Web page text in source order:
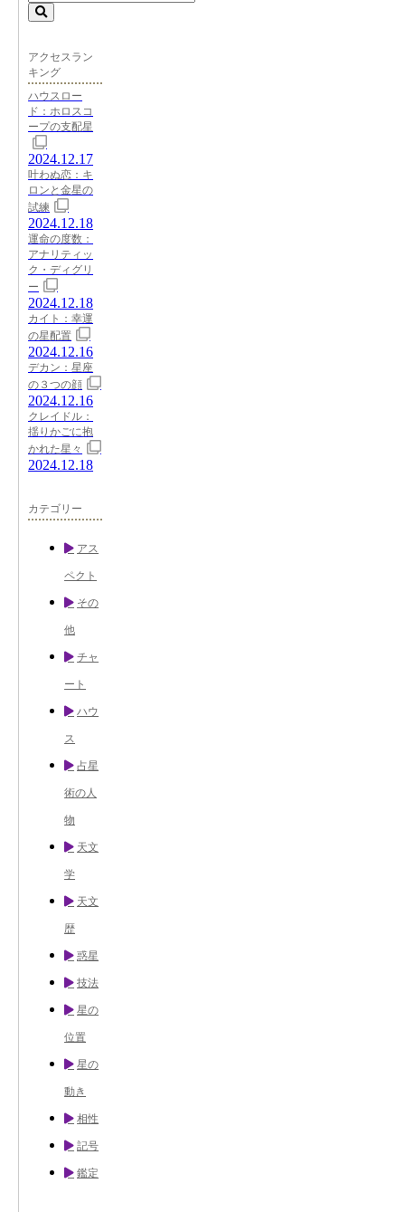
アクセスラン
キング
ハウスロー
ド：ホロスコ
ープの支配星
2024.12.17
叶わぬ恋：キ
ロンと金星の
試練
2024.12.18
運命の度数：
アナリティッ
ク・ディグリ
ー
2024.12.18
カイト：幸運
の星配置
2024.12.16
デカン：星座
の３つの顔
2024.12.16
クレイドル：
揺りかごに抱
かれた星々
2024.12.18
カテゴリー
アス
ペクト
その
他
チャ
ート
ハウ
ス
占星
術の人
物
天文
学
天文
歴
惑星
技法
星の
位置
星の
動き
相性
記号
鑑定